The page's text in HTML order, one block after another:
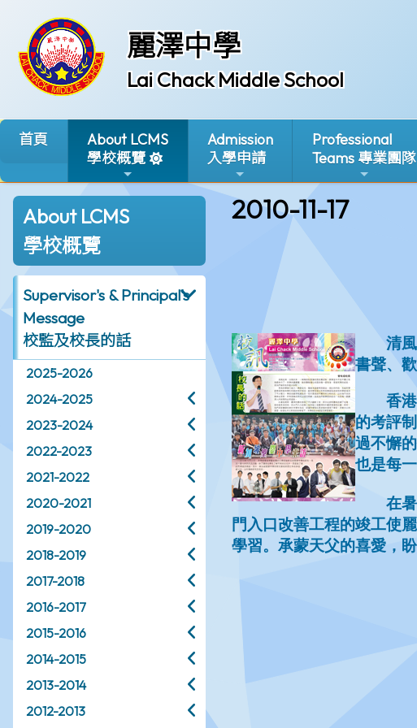
麗澤中學
Lai Chack Middle School
首頁
About LCMS
學校概覽
Admission
入學申請
Professional
Teams 專業團隊
About LCMS
學校概覽
Supervisor's & Principal's
Message
校監及校長的話
2025-2026
2024-2025
2023-2024
2022-2023
2021-2022
2020-2021
2019-2020
2018-2019
2017-2018
2016-2017
2015-2016
2014-2015
2013-2014
2012-2013
2010-11-17